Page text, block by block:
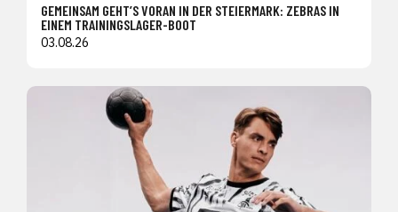
GEMEINSAM GEHT’S VORAN IN DER STEIERMARK: ZEBRAS IN
EINEM TRAININGSLAGER-BOOT
03.08.26